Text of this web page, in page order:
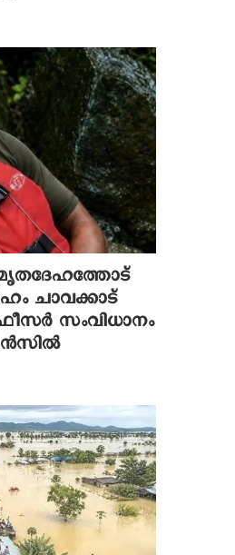
മൃതദേഹത്തോട്
ചാവക്കാട്
സംവിധാനം